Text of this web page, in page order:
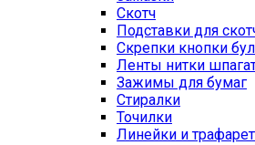
Скотч
Подставки для
Скрепки кнопки
Ленты нитки
Зажимы для бумаг
Стиралки
Точилки
Линейки и